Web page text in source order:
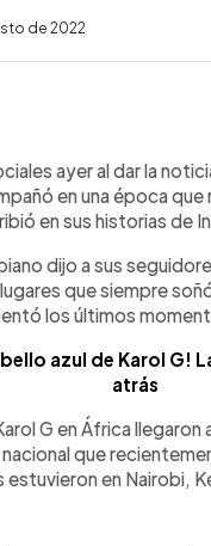
de 2022
ayer al dar la
en una época
en sus historias de
dijo a sus
que siempre
los últimos
azul de Karol G!
atrás
G en África llegaron
que
en Nairobi,